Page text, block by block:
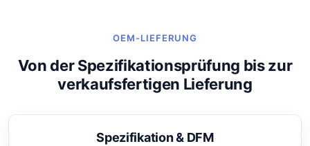
OEM-LIEFERUNG
Von der Spezifikationsprüfung bis zur
verkaufsfertigen Lieferung
Spezifikation & DFM